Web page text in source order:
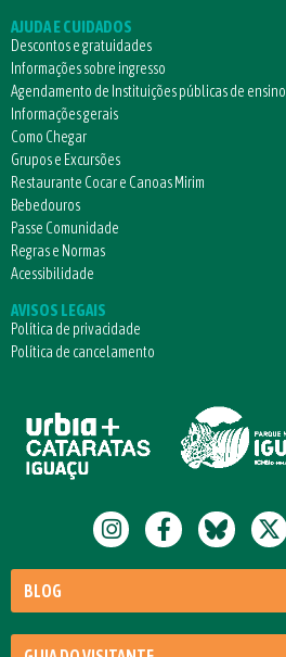
AJUDA E CUIDADOS
Descontos e gratuidades
Informações sobre ingresso
Agendamento de Instituições públicas de ensino
Informações gerais
Como Chegar
Grupos e Excursões
Restaurante Cocar e Canoas Mirim
Bebedouros
Passe Comunidade
Regras e Normas
Acessibilidade
AVISOS LEGAIS
Política de privacidade
Política de cancelamento
BLOG